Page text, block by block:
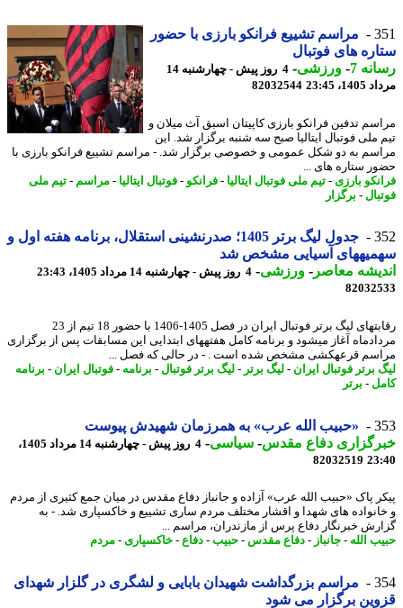
مراسم تشییع فرانکو بارزی با حضور
های فوتبال
7
-ورزشی-
4 روز پیش - چهارشنبه 14
23:45
82032544
تدفین فرانکو بارزی کاپیتان اسبق آث میلان و
ملی فوتبال ایتالیا صبح سه شنبه برگزار شد. این
به دو شکل عمومی و خصوصی برگزار شد. - مراسم تشییع فرانکو بارزی با
ستاره های ...
بارزی- تیم ملی فوتبال ایتالیا -فرانکو -فوتبال ایتالیا -مراسم -تیم ملی
-برگزار
جدول لیگ برتر 1405؛ صدرنشینی استقلال، برنامه هفته اول و
آسیایی مشخص شد
معاصر-ورزشی-4 روز پیش - چهارشنبه 14 مرداد 1405، 23:43
رقابتهای لیگ برتر فوتبال ایران در فصل 1405-1406 با حضور 18 تیم از 23
آغاز میشود و برنامه کامل هفتههای ابتدایی این مسابقات پس از برگزاری
قرعهکشی مشخص شده است . - در حالی که فصل ...
برتر فوتبال ایران - لیگ برتر - لیگ برتر فوتبال-برنامه -فوتبال ایران -
برنامه
-برتر
«حبیب الله عرب» به همرزمان شهیدش پیوست
دفاع مقدس-سیاسی-
4 روز پیش - چهارشنبه 14 مرداد 1405،
82032519
پاک «حبیب الله عرب» آزاده و جانباز دفاع مقدس در میان جمع کثیری از مردم
های شهدا و اقشار مختلف مردم ساری تشییع و خاکسپاری شد. - به
خبرنگار دفاع پرس از مازندران، مراسم ...
الله-جانباز-دفاع مقدس-حبیب-دفاع -خاکسپاری- مردم
مراسم بزرگداشت شهیدان بابایی و لشگری در گلزار شهدای
برگزار می شود